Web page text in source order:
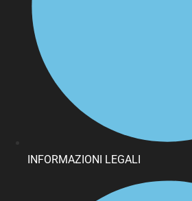
INFORMAZIONI LEGALI